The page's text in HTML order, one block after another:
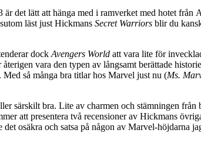
är det lätt att hänga med i ramverket med hotet
läst just Hickmans Secret Warriors blir du
dock Avengers World att vara lite för
vara den typen av långsamt berättade
så många bra titlar hos Marvel just nu (Ms.
särskilt bra. Lite av charmen och stämningen
att presentera två recensioner av Hickmans
osäkra och satsa på någon av Marvel-höjdarna